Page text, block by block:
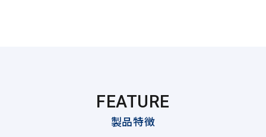
FEATURE
製品特徴